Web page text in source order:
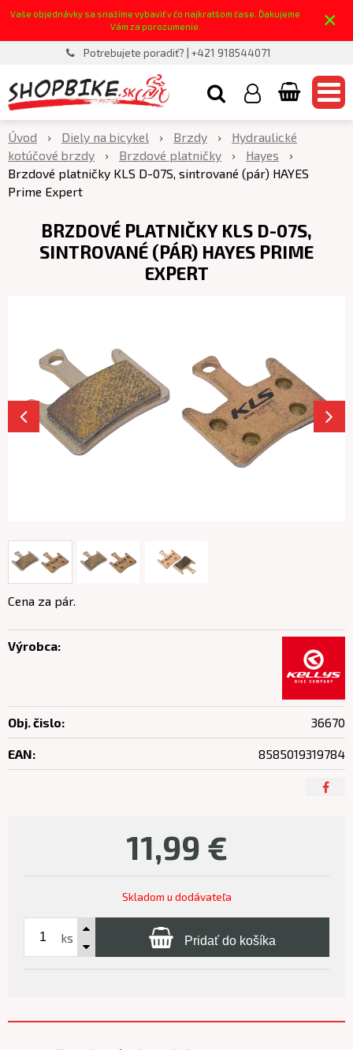
Vaše objednávky sa snažíme vybaviť v čo najkratšom čase. Ďakujeme
Vám za porozumenie.
×
Potrebujete poradiť? | +421 918544071
Úvod Diely na bicykel Brzdy
Hydraulické
kotúčové brzdy
Brzdové platničky
Hayes
Brzdové platničky KLS D-07S, sintrované (pár) HAYES
Prime Expert
BRZDOVÉ PLATNIČKY KLS D-07S,
SINTROVANÉ (PÁR) HAYES PRIME
EXPERT
11,99 €
Skladom u dodávateľa
ks Pridať do košíka
Cena za pár.
Výrobca:
Obj. čislo: 36670
EAN: 8585019319784